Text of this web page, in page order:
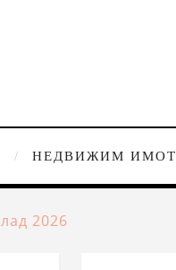
НЕДВИЖИМ ИМОТ
2026